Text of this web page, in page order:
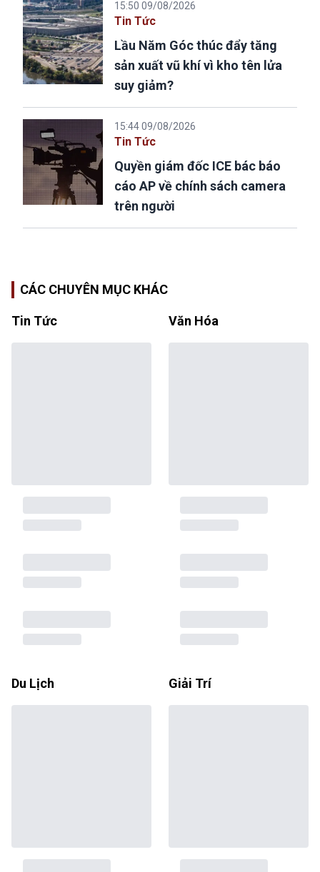
15:50 09/08/2026
Tin Tức
Lầu Năm Góc thúc đẩy tăng
sản xuất vũ khí vì kho tên lửa
suy giảm?
15:44 09/08/2026
Tin Tức
Quyền giám đốc ICE bác báo
cáo AP về chính sách camera
trên người
CÁC CHUYÊN MỤC KHÁC
Tin Tức Văn Hóa
Du Lịch Giải Trí